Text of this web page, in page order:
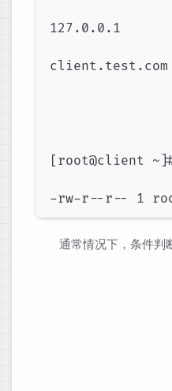
127.0.0.1
[root@client
通常情况下，条件判